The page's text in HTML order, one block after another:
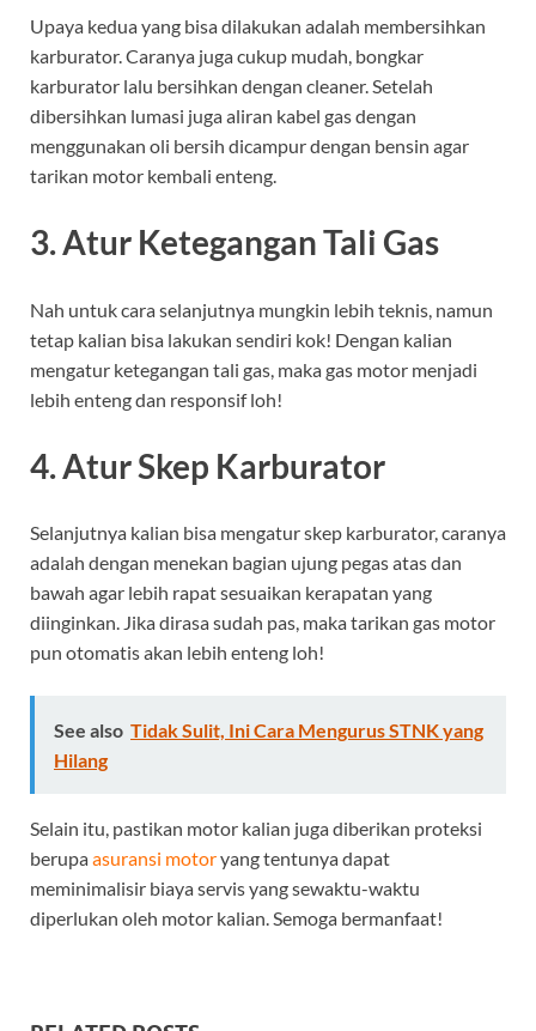
Upaya kedua yang bisa dilakukan adalah membersihkan
karburator. Caranya juga cukup mudah, bongkar
karburator lalu bersihkan dengan cleaner. Setelah
dibersihkan lumasi juga aliran kabel gas dengan
menggunakan oli bersih dicampur dengan bensin agar
tarikan motor kembali enteng.
3. Atur Ketegangan Tali Gas
Nah untuk cara selanjutnya mungkin lebih teknis, namun
tetap kalian bisa lakukan sendiri kok! Dengan kalian
mengatur ketegangan tali gas, maka gas motor menjadi
lebih enteng dan responsif loh!
4. Atur Skep Karburator
Selanjutnya kalian bisa mengatur skep karburator, caranya
adalah dengan menekan bagian ujung pegas atas dan
bawah agar lebih rapat sesuaikan kerapatan yang
diinginkan. Jika dirasa sudah pas, maka tarikan gas motor
pun otomatis akan lebih enteng loh!
See also Tidak Sulit, Ini Cara Mengurus STNK yang
Hilang
Selain itu, pastikan motor kalian juga diberikan proteksi
berupaasuransi motoryang tentunya dapat
meminimalisir biaya servis yang sewaktu-waktu
diperlukan oleh motor kalian. Semoga bermanfaat!